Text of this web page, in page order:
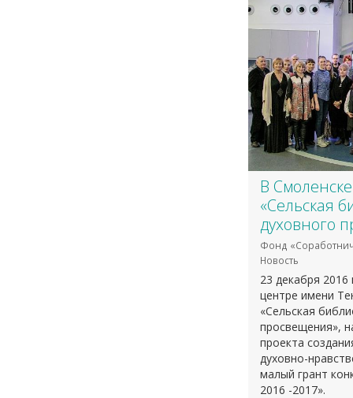
В
«Сельская
духовного
Фонд
Новость
23 декабря
центре имени
«Сельская
просвещения»,
проекта
духовно-
малый грант
2016 -2017».